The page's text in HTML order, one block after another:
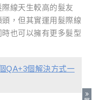
線天生較高的髮友
，但其實運用髮際線
時也可以擁有更多髮型
QA+3個解決方式一